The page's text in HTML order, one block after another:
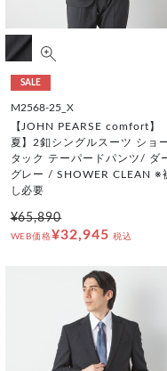
SALE
M2568-25_X
【JOHN PEARSE comfort】
夏】2釦シングルスーツ ショ
タック テーパードパンツ/ ダ
グレー / SHOWER CLEAN ※
し必要
¥65,890
WEB価格¥32,945 税込